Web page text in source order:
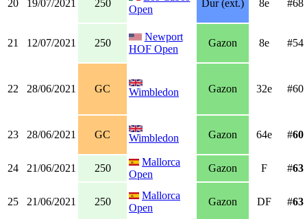
20 19/07/2021 250
Open
Dur (ext.) 8e #68
21 12/07/2021 250
Newport
HOF Open
Gazon 8e #54
22 28/06/2021 GC Wimbledon Gazon 32e #60
23 28/06/2021 GC Wimbledon Gazon 64e #60
24 21/06/2021 250
Mallorca
Open
Gazon F #63
25 21/06/2021 250
Mallorca
Open
Gazon DF #63